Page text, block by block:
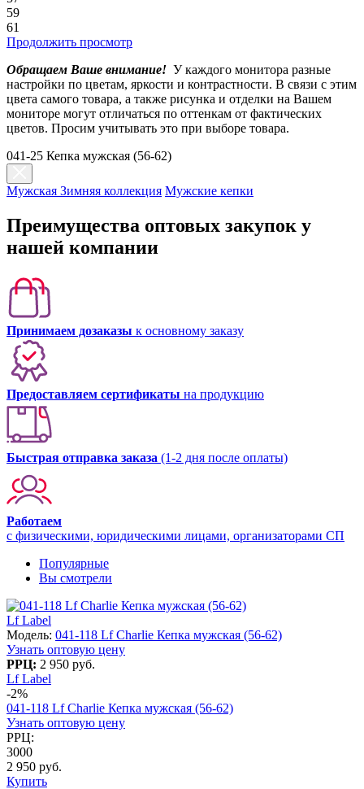
59
61
Продолжить просмотр
Обращаем Ваше внимание! У каждого монитора разные
настройки по цветам, яркости и контрастности. В связи с этим
цвета самого товара, а также рисунка и отделки на Вашем
мониторе могут отличаться по оттенкам от фактических
цветов. Просим учитывать это при выборе товара.
041-25 Кепка мужская (56-62)
Мужская Зимняя коллекция Мужские кепки
Преимущества оптовых закупок у
нашей компании
Принимаем дозаказы к основному заказу
Предоставляем сертификаты на продукцию
Быстрая отправка заказа (1-2 дня после оплаты)
Работаем
с физическими, юридическими лицами, организаторами СП
Популярные
Вы смотрели
Lf Label
Модель: 041-118 Lf Charlie Кепка мужская (56-62)
Узнать оптовую цену
РРЦ: 2 950 руб.
Lf Label
-2%
041-118 Lf Charlie Кепка мужская (56-62)
Узнать оптовую цену
РРЦ:
3000
2 950 руб.
Купить